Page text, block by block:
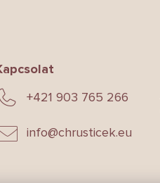
info@chrusticek.eu
+421 903 765 266